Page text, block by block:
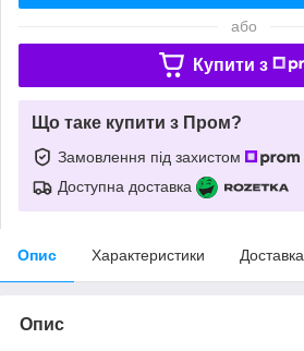
або
Купити з
Що таке купити з Пром?
Замовлення під захистом
Доступна доставка
Опис Характеристики Доставка
Опис